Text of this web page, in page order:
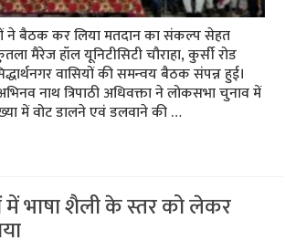
ने बैठक कर लिया मतदान का संकल्प सेहत
मैरेज हॉल यूनिटीसिटी चौराहा, कुर्सी रोड
वासियों की समन्वय बैठक संपन्न हुई।
नाथ त्रिपाठी अधिवक्ता ने लोकसभा चुनाव में
में वोट डालने एवं डलवाने की …
में भाषा शैली के स्तर को लेकर